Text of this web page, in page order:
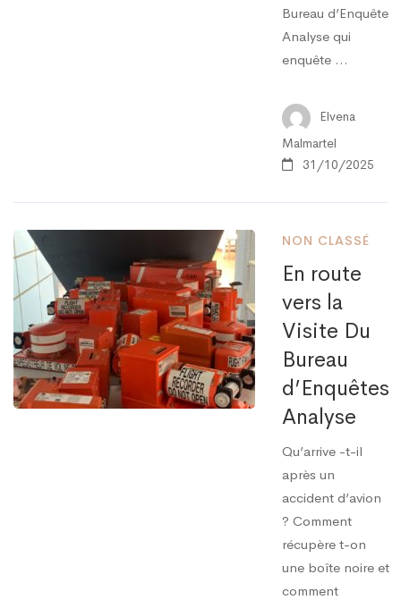
Bureau d’Enquête
Analyse qui
enquête …
Elvena
Malmartel
31/10/2025
NON CLASSÉ
En route
vers la
Visite Du
Bureau
d’Enquêtes
Analyse
Qu’arrive -t-il
après un
accident d’avion
? Comment
récupère t-on
une boîte noire et
comment